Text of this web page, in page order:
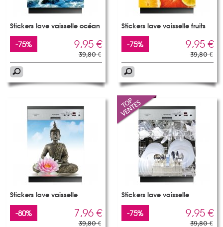
Stickers lave vaisselle océan
-75% 9,95 €
39,80 €
Stickers lave vaisselle fruits
-75% 9,95 €
39,80 €
Stickers lave vaisselle
-80% 7,96 €
39,80 €
Stickers lave vaisselle
-75% 9,95 €
39,80 €